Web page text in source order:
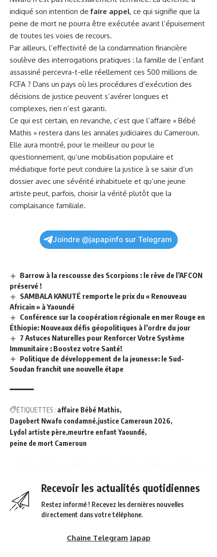
indiqué son intention defaire appel, ce qui signifie que la
peine de mort ne pourra être exécutée avant l’épuisement
de toutes les voies de recours.
Par ailleurs, l’effectivité de la condamnation financière
soulève des interrogations pratiques : la famille de l’enfant
assassiné percevra-t-elle réellement ces 500 millions de
FCFA ? Dans un pays où les procédures d’exécution des
décisions de justice peuvent s’avérer longues et
complexes, rien n’est garanti.
Ce qui est certain, en revanche, c’est que l’affaire « Bébé
Mathis » restera dans les annales judiciaires du Cameroun.
Elle aura montré, pour le meilleur ou pour le
questionnement, qu’une mobilisation populaire et
médiatique forte peut conduire la justice à se saisir d’un
dossier avec une sévérité inhabituele et qu’une jeune
artiste peut, parfois, choisir la vérité plutôt que la
complaisance familiale.
Joindre @japapinfo sur Telegram
Barrow à la rescousse des Scorpions : le rêve de l’AFCON
préservé !
SAMBALA KANUTÉ remporte le prix du « Renouveau
Africain » à Yaoundé
Conférence sur la coopération régionale en mer Rouge en
Éthiopie: Nouveaux défis géopolitiques à l’ordre du jour
7 Astuces Naturelles pour Renforcer Votre Système
Immunitaire : Boostez votre Santé!
Politique de développement de la jeunesse: le Sud-
Soudan franchit une nouvelle étape
ÉTIQUETTES : affaire Bébé Mathis
Dagobert Nwafo condamné justice Cameroun 2026
Lydol artiste père meurtre enfant Yaoundé
peine de mort Cameroun
Recevoir les actualités quotidiennes
Restez informé ! Recevez les dernières nouvelles
directement dans votre téléphone.
Chaine Telegram Japap